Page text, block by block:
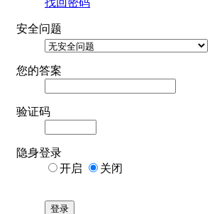
找回密码
安全问题
您的答案
验证码
隐身登录
开启
关闭
登录